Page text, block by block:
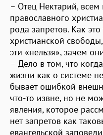
– Отец Нектарий, всем
православного
рода запретов. Как
христианской
эти «нельзя», зачем
– Дело в том, что
жизни как о системе
бывает ошибкой
что-то извне, но не
явления, которое
нет запретов как
евангельской